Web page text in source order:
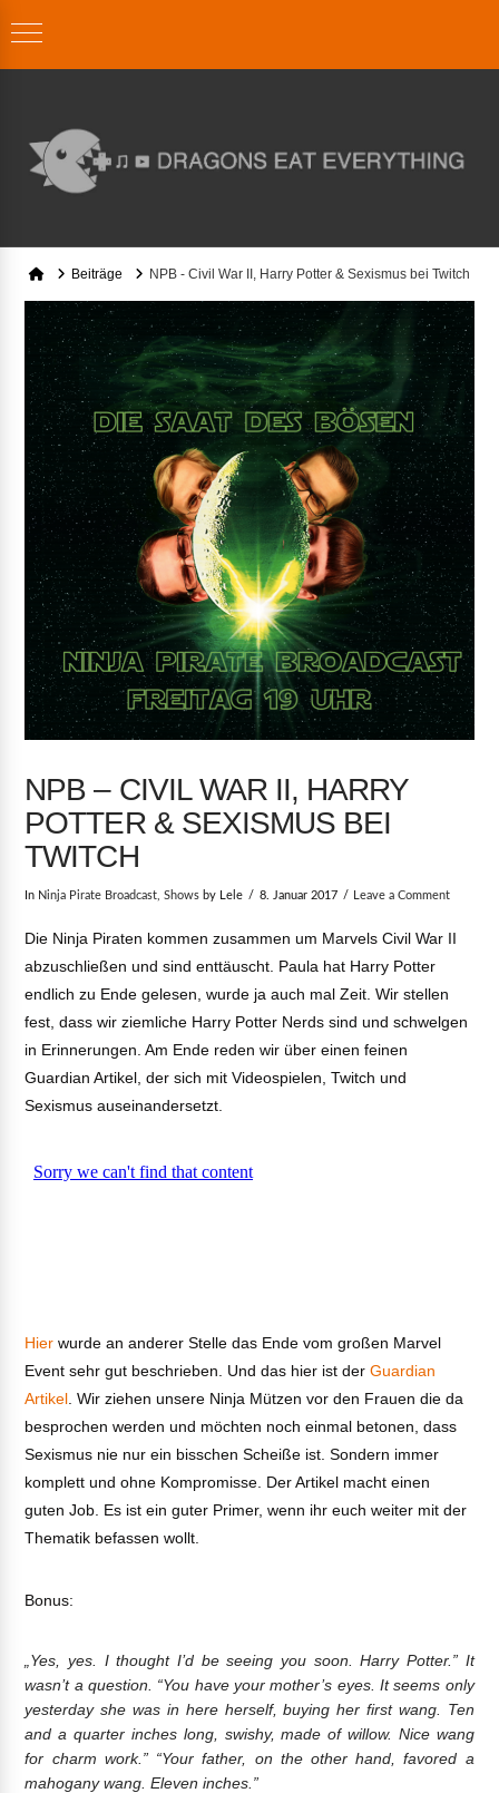
HomeBeiträge NPB - Civil War II, Harry Potter & Sexismus bei Twitch
NPB – CIVIL WAR II, HARRY
POTTER & SEXISMUS BEI
TWITCH
In Ninja Pirate Broadcast ,Shows by Lele 8. Januar 2017 Leave a Comment
Die Ninja Piraten kommen zusammen um Marvels Civil War II
abzuschließen und sind enttäuscht. Paula hat Harry Potter
endlich zu Ende gelesen, wurde ja auch mal Zeit. Wir stellen
fest, dass wir ziemliche Harry Potter Nerds sind und schwelgen
in Erinnerungen. Am Ende reden wir über einen feinen
Guardian Artikel, der sich mit Videospielen, Twitch und
Sexismus auseinandersetzt.
Hier wurde an anderer Stelle das Ende vom großen Marvel
Event sehr gut beschrieben. Und das hier ist derGuardian
Artikel. Wir ziehen unsere Ninja Mützen vor den Frauen die da
besprochen werden und möchten noch einmal betonen, dass
Sexismus nie nur ein bisschen Scheiße ist. Sondern immer
komplett und ohne Kompromisse. Der Artikel macht einen
guten Job. Es ist ein guter Primer, wenn ihr euch weiter mit der
Thematik befassen wollt.
Bonus:
„Yes, yes. I thought I’d be seeing you soon. Harry Potter.” It
wasn’t a question. “You have your mother’s eyes. It seems only
yesterday she was in here herself, buying her first wang. Ten
and a quarter inches long, swishy, made of willow. Nice wang
for charm work.” “Your father, on the other hand, favored a
mahogany wang. Eleven inches.”